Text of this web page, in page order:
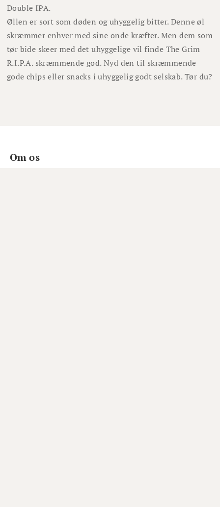
Double IPA.
Øllen er sort som døden og uhyggelig bitter.Denne øl
skræmmer enhver med sine onde kræfter.Men dem som
tør bide skeer med det uhyggelige vil finde The Grim
R.I.P.A. skræmmende god. Nyd den til skræmmende
gode chips eller snacks i uhyggelig godt selskab. Tør du?
Om os